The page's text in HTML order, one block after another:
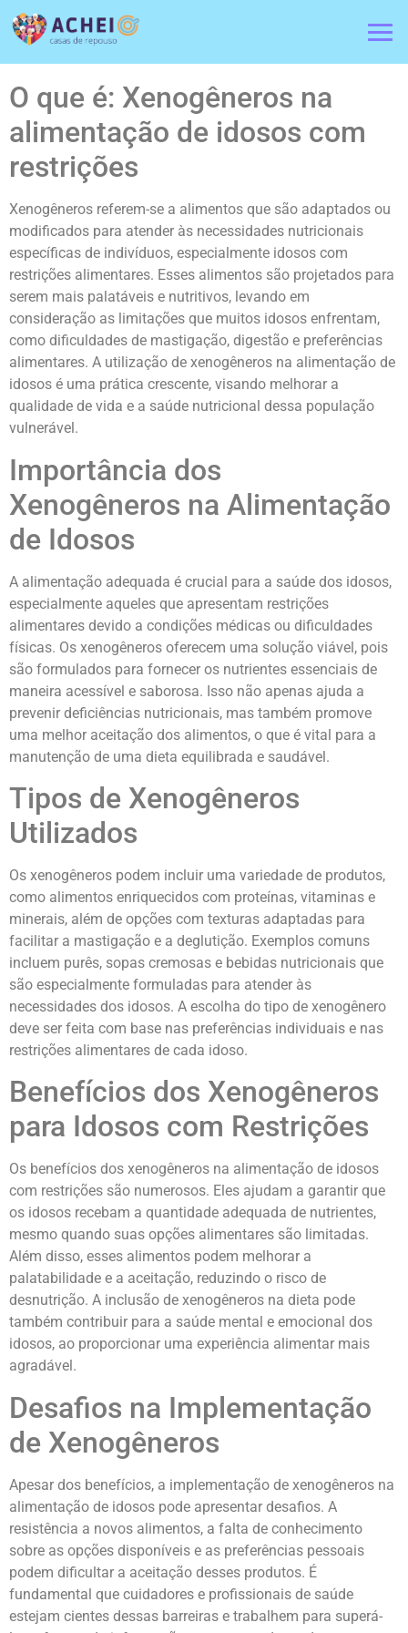
O que é: Xenogêneros na
alimentação de idosos com
restrições
Xenogêneros referem-se a alimentos que são adaptados ou
modificados para atender às necessidades nutricionais
específicas de indivíduos, especialmente idosos com
restrições alimentares. Esses alimentos são projetados para
serem mais palatáveis e nutritivos, levando em
consideração as limitações que muitos idosos enfrentam,
como dificuldades de mastigação, digestão e preferências
alimentares. A utilização de xenogêneros na alimentação de
idosos é uma prática crescente, visando melhorar a
qualidade de vida e a saúde nutricional dessa população
vulnerável.
Importância dos
Xenogêneros na Alimentação
de Idosos
A alimentação adequada é crucial para a saúde dos idosos,
especialmente aqueles que apresentam restrições
alimentares devido a condições médicas ou dificuldades
físicas. Os xenogêneros oferecem uma solução viável, pois
são formulados para fornecer os nutrientes essenciais de
maneira acessível e saborosa. Isso não apenas ajuda a
prevenir deficiências nutricionais, mas também promove
uma melhor aceitação dos alimentos, o que é vital para a
manutenção de uma dieta equilibrada e saudável.
Tipos de Xenogêneros
Utilizados
Os xenogêneros podem incluir uma variedade de produtos,
como alimentos enriquecidos com proteínas, vitaminas e
minerais, além de opções com texturas adaptadas para
facilitar a mastigação e a deglutição. Exemplos comuns
incluem purês, sopas cremosas e bebidas nutricionais que
são especialmente formuladas para atender às
necessidades dos idosos. A escolha do tipo de xenogênero
deve ser feita com base nas preferências individuais e nas
restrições alimentares de cada idoso.
Benefícios dos Xenogêneros
para Idosos com Restrições
Os benefícios dos xenogêneros na alimentação de idosos
com restrições são numerosos. Eles ajudam a garantir que
os idosos recebam a quantidade adequada de nutrientes,
mesmo quando suas opções alimentares são limitadas.
Além disso, esses alimentos podem melhorar a
palatabilidade e a aceitação, reduzindo o risco de
desnutrição. A inclusão de xenogêneros na dieta pode
também contribuir para a saúde mental e emocional dos
idosos, ao proporcionar uma experiência alimentar mais
agradável.
Desafios na Implementação
de Xenogêneros
Apesar dos benefícios, a implementação de xenogêneros na
alimentação de idosos pode apresentar desafios. A
resistência a novos alimentos, a falta de conhecimento
sobre as opções disponíveis e as preferências pessoais
podem dificultar a aceitação desses produtos. É
fundamental que cuidadores e profissionais de saúde
estejam cientes dessas barreiras e trabalhem para superá-